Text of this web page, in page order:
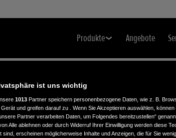
Produkte Angebote
ist uns wichtig
1013 Partner speichern personenbezogene Daten, wie z. B.
und greifen darauf zu . Wenn Sie Akzeptieren auswählen,
unsere Partner verarbeiten Daten, um Folgendes bereitzustellen“
Alle ablehnen oder durch Widerruf Ihrer Einwilligung werden diese
sind, erscheinen möglicherweise Inhalte und Anzeigen, die für Sie